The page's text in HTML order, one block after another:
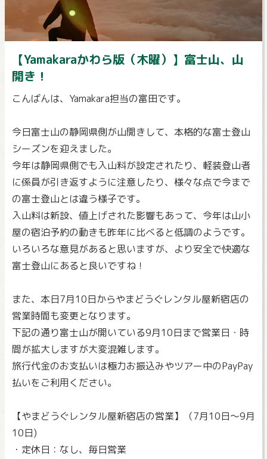
【Yamakaraかわら版（木曜）】富士山、山
開き！
こんばんは、Yamakara担当の富田です。
今日富士山の静岡県側が山開きして、本格的な富士登山
シーズンを迎えました。
今年は静岡県側でも入山料が設定されたり、軽装登山者
に係員が引き返すように注意したり、様々な点で今まで
の富士登山とは違う様子です。
入山料は新設、値上げされた影響もあって、今年は山小
屋の宿泊予約の動きも昨年に比べると低調のようです。
いろいろな意見があると思いますが、より安全で快適な
富士登山にあると良いですね！
また、本日7月10日からやまどうぐレンタル屋新宿店の
営業時間も変更となります。
下記の通り富士山が開いている9月10日まで営業日・時
間が拡大しますが大変混雑します。
旅行代金のお支払いは極力お振込みやツアー中のPayPay
払いをご利用ください。
【やまどうぐレンタル屋新宿店の営業】（7月10日～9月
10日)
・定休日：なし、毎日営業